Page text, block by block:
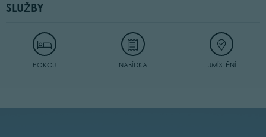
SLUŽBY
POKOJ NABÍDKA UMÍSTĚNÍ